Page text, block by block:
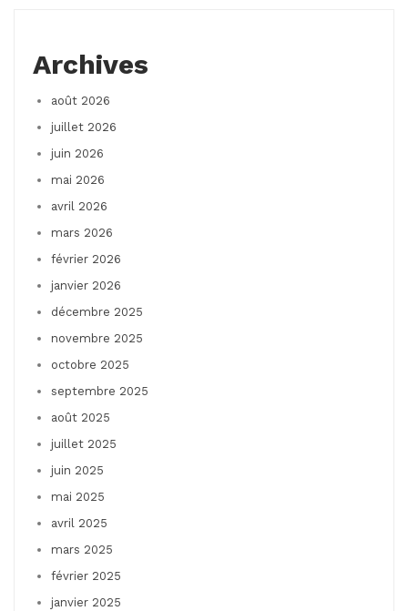
Archives
août 2026
juillet 2026
juin 2026
mai 2026
avril 2026
mars 2026
février 2026
janvier 2026
décembre 2025
novembre 2025
octobre 2025
septembre 2025
août 2025
juillet 2025
juin 2025
mai 2025
avril 2025
mars 2025
février 2025
janvier 2025